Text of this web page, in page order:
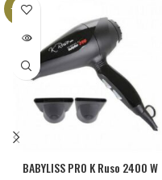
-10%
SOLD
BABYLISS PRO K Ruso 2400 W